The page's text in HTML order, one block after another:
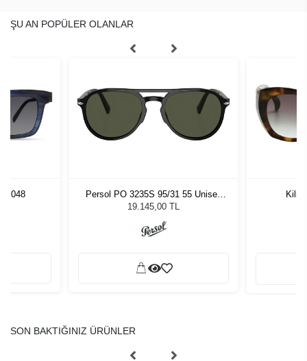
ŞU AN POPÜLER OLANLAR
048
Persol PO 3235S 95/31 55 Unisex
Güneş Gözlüğü
19.145,00 TL
SON BAKTIĞINIZ ÜRÜNLER